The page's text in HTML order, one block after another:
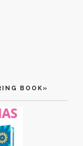
BOOK»